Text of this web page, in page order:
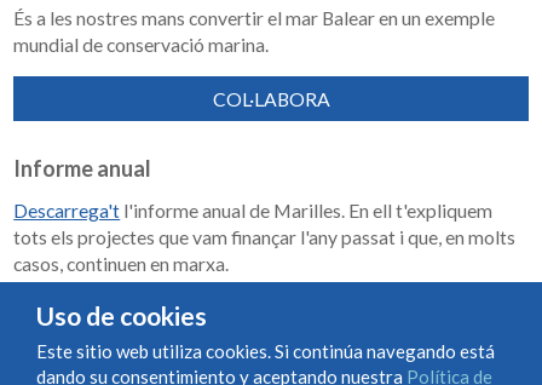
És a les nostres mans convertir el mar Balear en un exemple
mundial de conservació marina.
COL·LABORA
Informe anual
Descarrega't l'informe anual de Marilles. En ell t'expliquem
tots els projectes que vam finançar l'any passat i que, en molts
casos, continuen en marxa.
Uso de cookies
Este sitio web utiliza cookies. Si continúa navegando está
dando su consentimiento y aceptando nuestra Política de